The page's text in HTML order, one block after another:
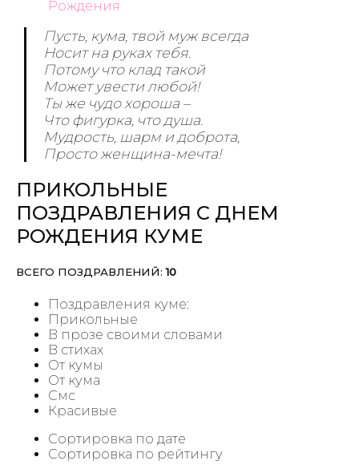
Рождения
Пусть, кума, твой муж всегда
Носит на руках тебя.
Потому что клад такой
Может увести любой!
Ты же чудо хороша –
Что фигурка, что душа.
Мудрость, шарм и доброта,
Просто женщина-мечта!
ПРИКОЛЬНЫЕ
ПОЗДРАВЛЕНИЯ С ДНЕМ
РОЖДЕНИЯ КУМЕ
ВСЕГО ПОЗДРАВЛЕНИЙ:10
Поздравления куме:
Прикольные
В прозе своими словами
В стихах
От кумы
От кума
Смс
Красивые
Сортировка по дате
Сортировка по рейтингу